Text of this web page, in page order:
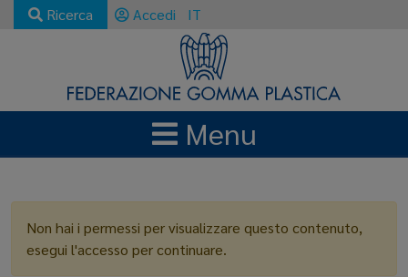
Ricerca Accedi IT
Menu
Non hai i permessi per visualizzare questo contenuto,
esegui l'accesso per continuare.